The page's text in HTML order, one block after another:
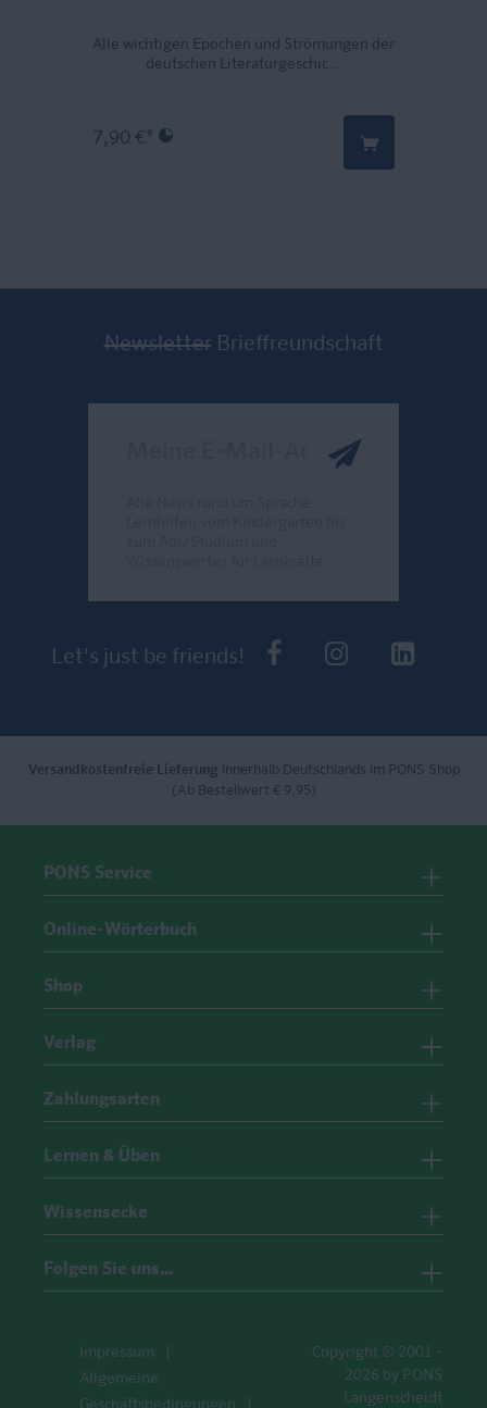
Alle wichtigen Epochen und Strömungen der
deutschen Literaturgeschic...
7,90 €*
Newsletter Brieffreundschaft
Let's just be friends! PONS beiPONS bei
Versandkostenfreie Lieferung innerhalb Deutschlands im PONS Shop
(Ab Bestellwert € 9,95)
PONS Service
Online-Wörterbuch
Shop
Verlag
Zahlungsarten
Lernen & Üben
Wissensecke
Folgen Sie uns…
Impressum
Allgemeine
Geschäftsbedingungen
Copyright © 2001 -
2026 by PONS
Langenscheidt